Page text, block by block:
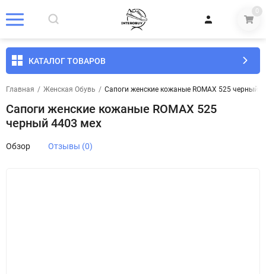
0
КАТАЛОГ ТОВАРОВ
Главная / Женская Обувь / Сапоги женские кожаные ROMAX 525 черный
Сапоги женские кожаные ROMAX 525
черный 4403 мех
Обзор Отзывы (0)